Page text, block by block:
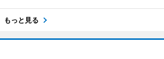
もっと見る